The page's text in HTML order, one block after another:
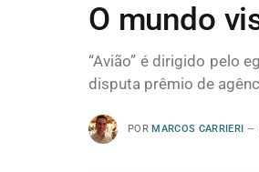
O mundo
“Avião” é dirigido pelo
disputa prêmio de
POR MARCOS CARRIERI